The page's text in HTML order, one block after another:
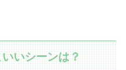
いシーンは？